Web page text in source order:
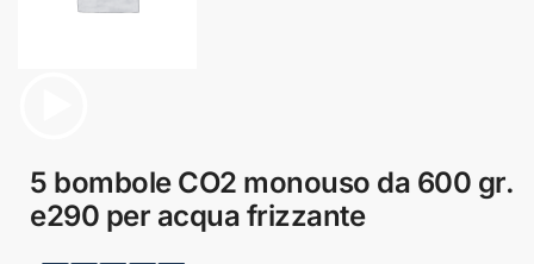
5 bombole CO2 monouso da 600 gr.
e290 per acqua frizzante